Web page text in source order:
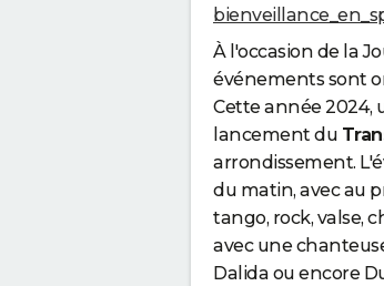
À l'occasion de la
événements sont
Cette année 2024,
lancement du
arrondissement.
du matin, avec au
tango, rock, valse,
avec une
Dalida ou encore